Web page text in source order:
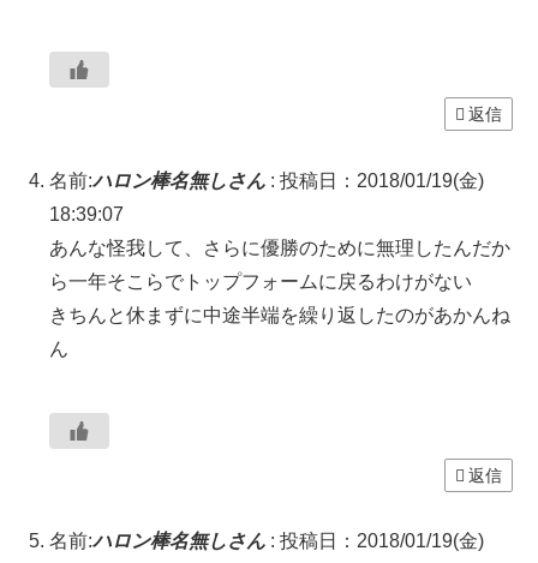
返信
名前:ハロン棒名無しさん : 投稿日：2018/01/19(金)
18:39:07
あんな怪我して、さらに優勝のために無理したんだか
ら一年そこらでトップフォームに戻るわけがない
きちんと休まずに中途半端を繰り返したのがあかんね
ん
返信
名前:ハロン棒名無しさん : 投稿日：2018/01/19(金)